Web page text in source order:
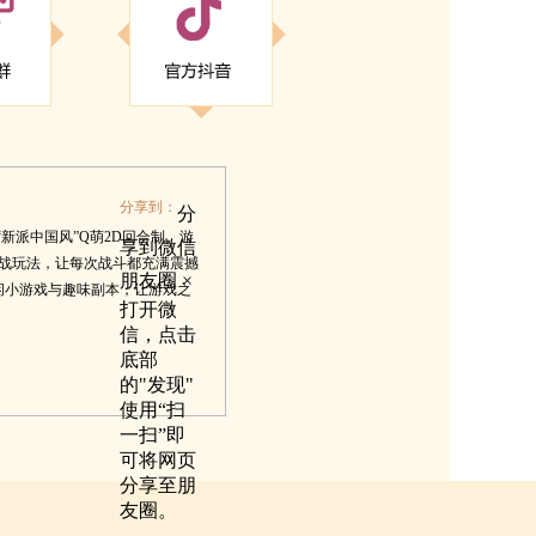
派中国风”Q萌2D回合制。游
玩法，让每次战斗都充满震撼
游戏与趣味副本，让游戏之
分享到： 分
享到微信
朋友圈 ×
打开微
信，点击
底部
的"发现"
使用“扫
一扫”即
可将网页
分享至朋
友圈。